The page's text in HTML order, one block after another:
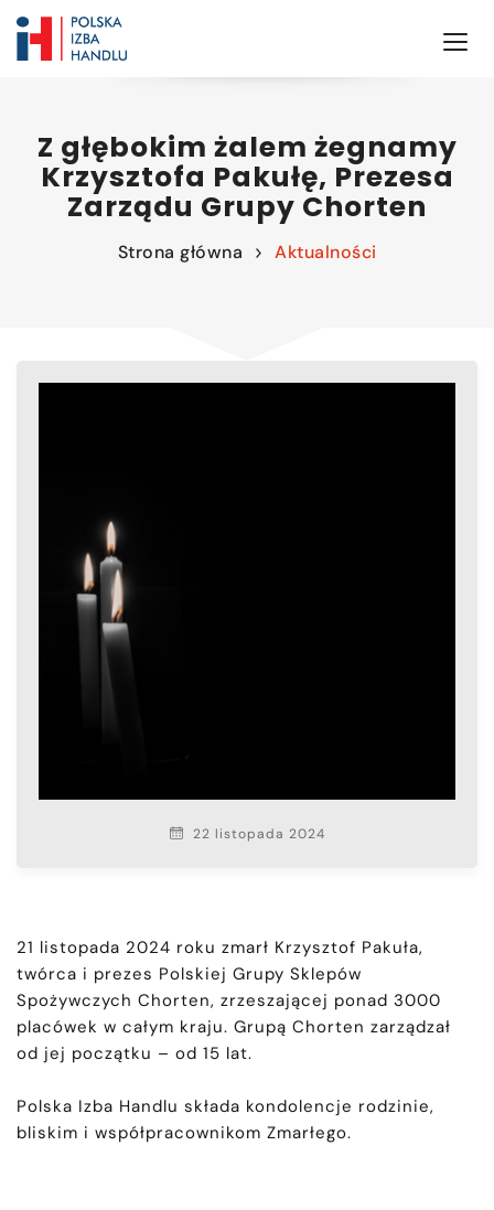
Z głębokim żalem żegnamy
Krzysztofa Pakułę, Prezesa
Zarządu Grupy Chorten
Strona główna Aktualności
22 listopada 2024
21 listopada 2024 roku zmarł Krzysztof Pakuła,
twórca i prezes Polskiej Grupy Sklepów
Spożywczych Chorten, zrzeszającej ponad 3000
placówek w całym kraju. Grupą Chorten zarządzał
od jej początku – od 15 lat.
Polska Izba Handlu składa kondolencje rodzinie,
bliskim i współpracownikom Zmarłego.